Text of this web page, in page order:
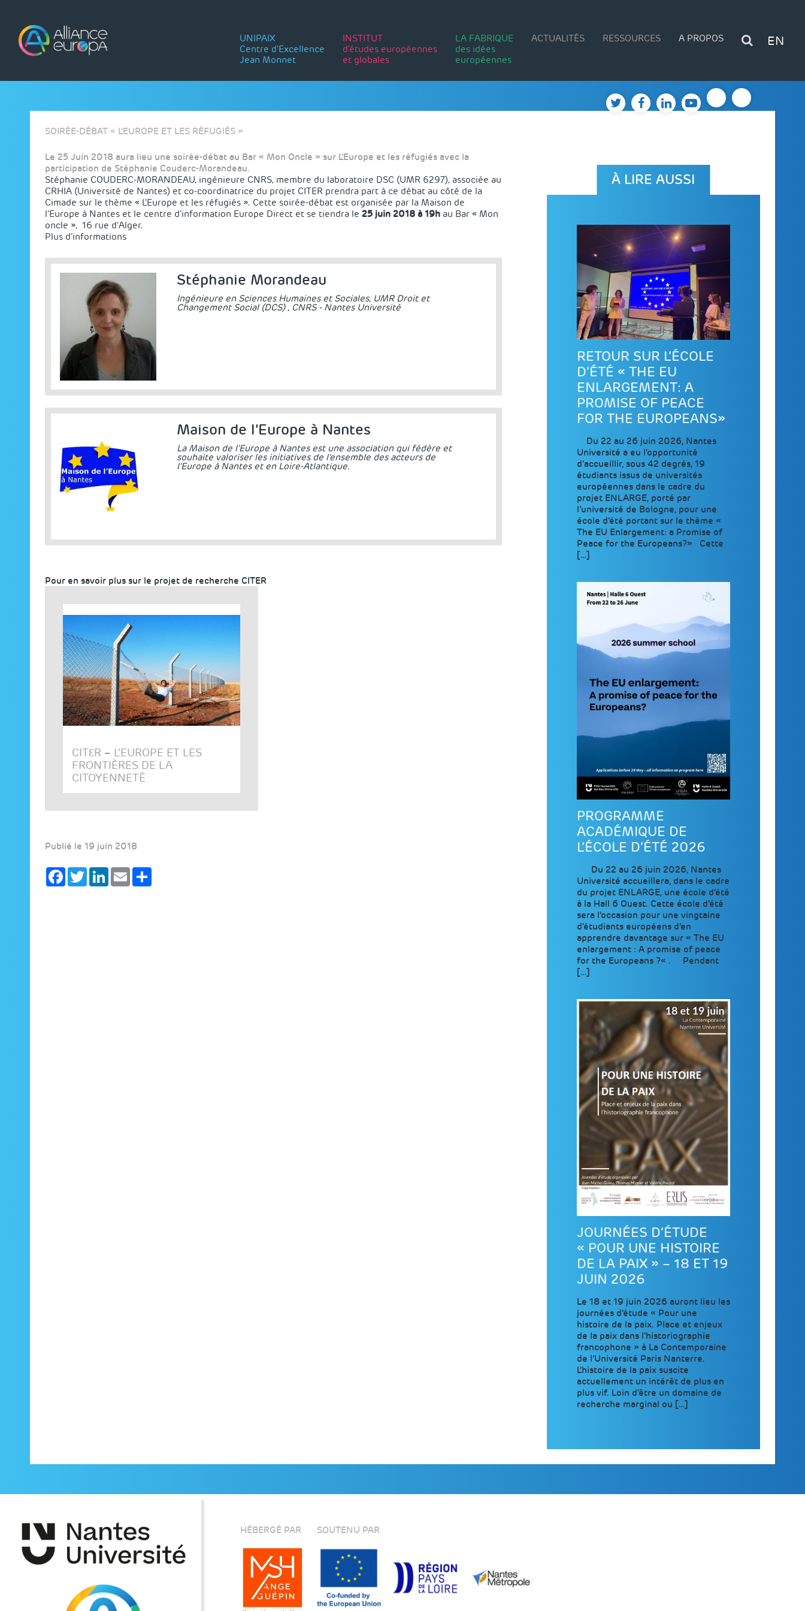
content
EN
UNIPAIX
Centre d'Excellence
Jean Monnet
INSTITUT
d’études européennes
et globales
LA FABRIQUE
des idées
européennes
ACTUALITÉS RESSOURCES A PROPOS
SOIRÉE-DÉBAT « L’EUROPE ET LES RÉFUGIÉS »
Le 25 Juin 2018 aura lieu une soirée-débat au Bar « Mon Oncle » sur L’Europe et les réfugiés avec la
participation de Stéphanie Couderc-Morandeau.
Stéphanie COUDERC-MORANDEAU, ingénieure CNRS, membre du laboratoire DSC (UMR 6297), associée au
CRHIA (Université de Nantes) et co-coordinatrice du projet CITER prendra part à ce débat au côté de la
Cimade sur le thème « L’Europe et les réfugiés ». Cette soirée-débat est organisée par la Maison de
l’Europe à Nantes et le centre d’information Europe Direct et se tiendra le 25 juin 2018 à 19h au Bar « Mon
oncle », 16 rue d’Alger.
Plus d’informations
Stéphanie Morandeau
Ingénieure en Sciences Humaines et Sociales, UMR Droit et
Changement Social (DCS) , CNRS - Nantes Université
Maison de l’Europe à Nantes
La Maison de l’Europe à Nantes est une association qui fédère et
souhaite valoriser les initiatives de l’ensemble des acteurs de
l’Europe à Nantes et en Loire-Atlantique.
Pour en savoir plus sur le projet de recherche CITER
CITƐR – L’EUROPE ET LES
FRONTIÈRES DE LA
CITOYENNETÉ
Publié le 19 juin 2018
FacebookTwitterLinkedInEmail
À LIRE AUSSI
RETOUR SUR L’ÉCOLE
D’ÉTÉ « THE EU
ENLARGEMENT: A
PROMISE OF PEACE
FOR THE EUROPEANS»
Du 22 au 26 juin 2026, Nantes
Université a eu l’opportunité
d’accueillir, sous 42 degrés, 19
étudiants issus de universités
européennes dans le cadre du
projet ENLARGE, porté par
l’université de Bologne, pour une
école d’été portant sur le thème «
The EU Enlargement: a Promise of
Peace for the Europeans?» Cette
[…]
PROGRAMME
ACADÉMIQUE DE
L’ÉCOLE D’ÉTÉ 2026
Du 22 au 26 juin 2026, Nantes
Université accueillera, dans le cadre
du projet ENLARGE, une école d’été
à la Hall 6 Ouest. Cette école d’été
sera l’occasion pour une vingtaine
d’étudiants européens d’en
apprendre davantage sur « The EU
enlargement : A promise of peace
for the Europeans ?« . Pendant
[…]
JOURNÉES D’ÉTUDE
« POUR UNE HISTOIRE
DE LA PAIX » – 18 ET 19
JUIN 2026
Le 18 et 19 juin 2026 auront lieu les
journées d’étude « Pour une
histoire de la paix. Place et enjeux
de la paix dans l’historiographie
francophone » à La Contemporaine
de l’Université Paris Nanterre.
L’histoire de la paix suscite
actuellement un intérêt de plus en
plus vif. Loin d’être un domaine de
recherche marginal ou […]
HÉBERGÉ PAR SOUTENU PAR